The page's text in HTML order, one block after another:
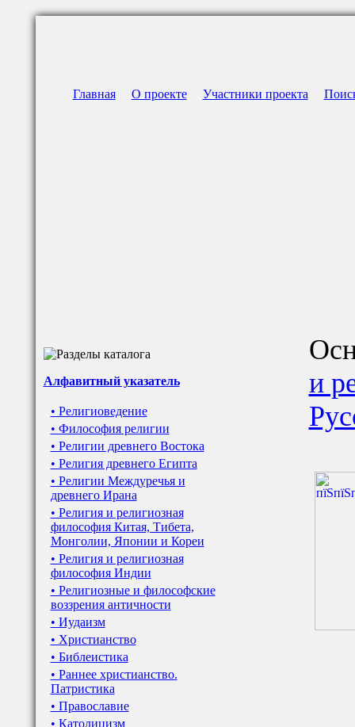
Главная О проекте Участники проекта
Алфавитный указатель
• Религиоведение
• Философия религии
• Религии древнего Востока
• Религия древнего Египта
• Религии Междуречья и
древнего Ирана
• Религия и религиозная
философия Китая, Тибета,
Монголии, Японии и Кореи
• Религия и религиозная
философия Индии
• Религиозные и философские
воззрения античности
• Иудаизм
• Христианство
• Библеистика
• Раннее христианство.
Патристика
• Православие
• Католицизм
и